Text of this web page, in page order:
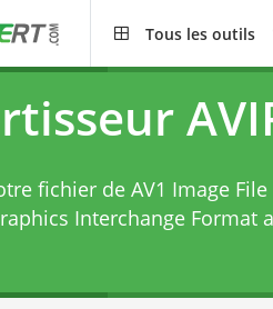
Tous les outils
fichier de AV1 Image
Interchange Format